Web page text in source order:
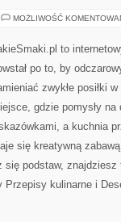
MOŻLIWOŚĆ
to
po to, by
zwykłe posiłki
gdzie pomysły
a kuchnia
się kreatywną
podstaw,
kulinarne i